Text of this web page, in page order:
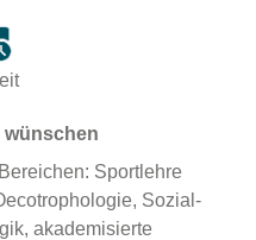
wünschen
Sportlehre
Sozial-
akademisierte